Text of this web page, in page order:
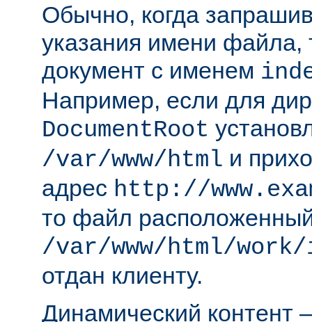
Обычно, когда
указания имени файла,
документ с именем
Например, если для
DocumentRoot
/var/www/html и
адрес http://
то файл
/var/www/html/
отдан клиенту.
Динамический контент